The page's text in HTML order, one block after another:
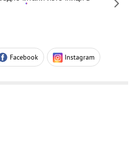
Facebook Instagram